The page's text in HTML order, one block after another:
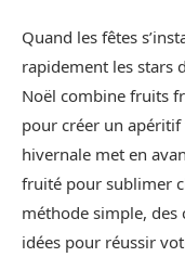
Quand les fêtes
rapidement les stars
Noël combine fruits
pour créer un
hivernale met en
fruité pour sublimer
méthode simple, des
idées pour réussir